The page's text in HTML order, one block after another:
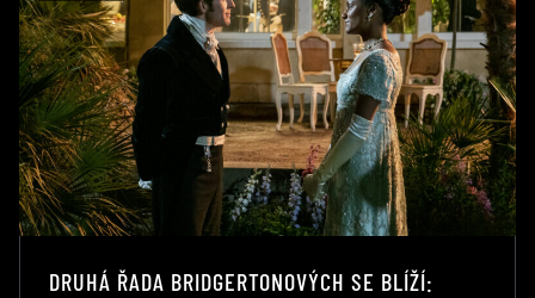
DRUHÁ ŘADA BRIDGERTONOVÝCH SE BLÍŽÍ: